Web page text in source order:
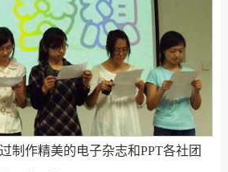
制作精美的电子杂志和PPT各社团